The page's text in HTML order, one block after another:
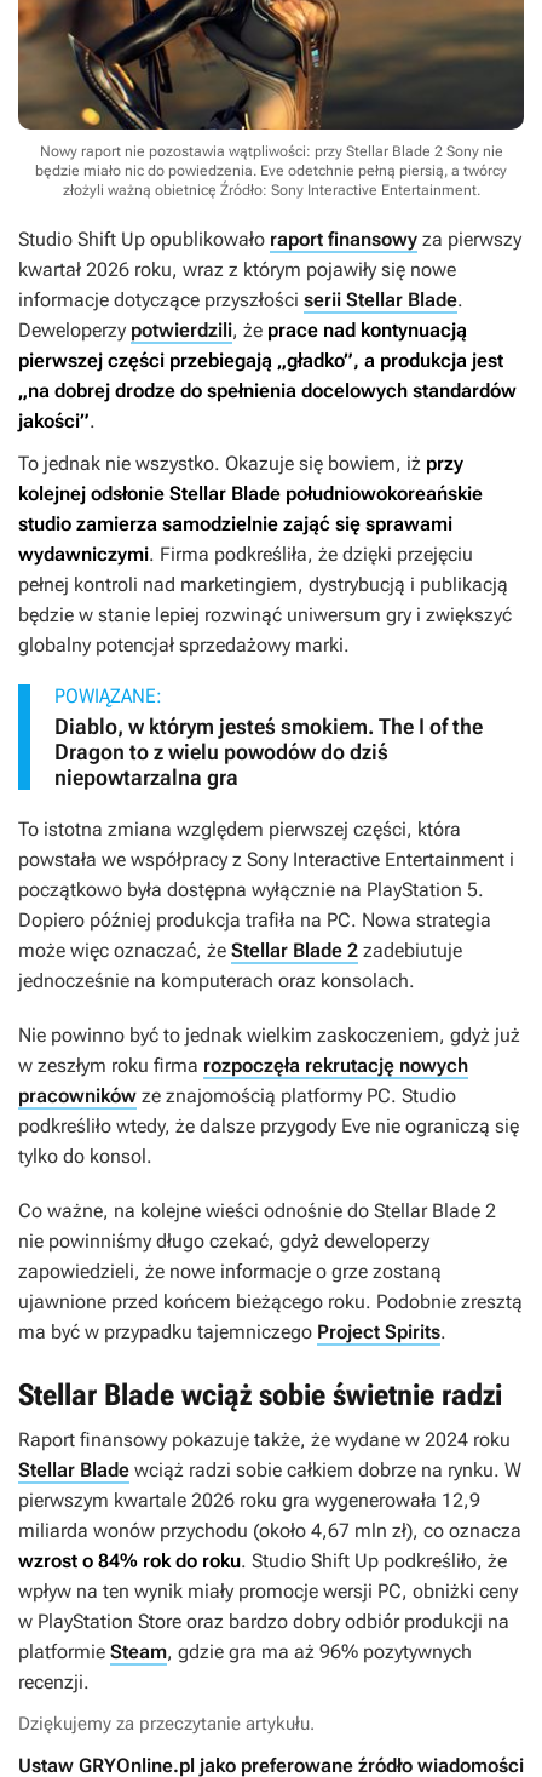
Nowy raport nie pozostawia wątpliwości: przy Stellar Blade 2 Sony nie
będzie miało nic do powiedzenia. Eve odetchnie pełną piersią, a twórcy
złożyli ważną obietnicę Źródło: Sony Interactive Entertainment.
Studio Shift Up opublikowało raport finansowy za pierwszy
kwartał 2026 roku, wraz z którym pojawiły się nowe
informacje dotyczące przyszłości serii Stellar Blade.
Deweloperzy potwierdzili, że prace nad kontynuacją
pierwszej części przebiegają „gładko”, a produkcja jest
„na dobrej drodze do spełnienia docelowych standardów
jakości”.
To jednak nie wszystko. Okazuje się bowiem, iż przy
kolejnej odsłonie Stellar Blade południowokoreańskie
studio zamierza samodzielnie zająć się sprawami
wydawniczymi. Firma podkreśliła, że dzięki przejęciu
pełnej kontroli nad marketingiem, dystrybucją i publikacją
będzie w stanie lepiej rozwinąć uniwersum gry i zwiększyć
globalny potencjał sprzedażowy marki.
POWIĄZANE:
Diablo, w którym jesteś smokiem. The I of the
Dragon to z wielu powodów do dziś
niepowtarzalna gra
To istotna zmiana względem pierwszej części, która
powstała we współpracy z Sony Interactive Entertainment i
początkowo była dostępna wyłącznie na PlayStation 5.
Dopiero później produkcja trafiła na PC. Nowa strategia
może więc oznaczać, że Stellar Blade 2 zadebiutuje
jednocześnie na komputerach oraz konsolach.
Nie powinno być to jednak wielkim zaskoczeniem, gdyż już
w zeszłym roku firma rozpoczęła rekrutację nowych
pracowników ze znajomością platformy PC. Studio
podkreśliło wtedy, że dalsze przygody Eve nie ograniczą się
tylko do konsol.
Co ważne, na kolejne wieści odnośnie do Stellar Blade 2
nie powinniśmy długo czekać, gdyż deweloperzy
zapowiedzieli, że nowe informacje o grze zostaną
ujawnione przed końcem bieżącego roku. Podobnie zresztą
ma być w przypadku tajemniczego Project Spirits.
Stellar Blade wciąż sobie świetnie radzi
Raport finansowy pokazuje także, że wydane w 2024 roku
Stellar Blade wciąż radzi sobie całkiem dobrze na rynku. W
pierwszym kwartale 2026 roku gra wygenerowała 12,9
miliarda wonów przychodu (około 4,67 mln zł), co oznacza
wzrost o 84% rok do roku. Studio Shift Up podkreśliło, że
wpływ na ten wynik miały promocje wersji PC, obniżki ceny
w PlayStation Store oraz bardzo dobry odbiór produkcji na
platformie Steam, gdzie gra ma aż 96% pozytywnych
recenzji.
Dziękujemy za przeczytanie artykułu.
Ustaw GRYOnline.pl jako preferowane źródło wiadomości